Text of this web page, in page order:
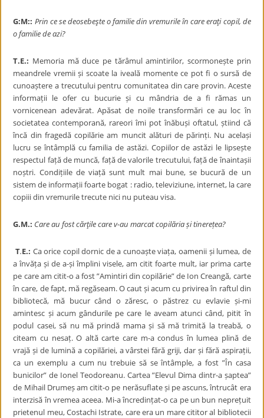
G:M:: Prin ce se deosebeşte o familie din vremurile în care eraţi copil, de
o familie deazi?
T.E.: Memoria mă duce pe tărâmul amintirilor, scormonește prin
meandrele vremii și scoate la iveală momente ce pot fi o sursă de
cunoaștere a trecutului pentru comunitatea din care provin. Aceste
informații le ofer cu bucurie și cu mândria de a fi rămas un
vornicenean adevărat. Apăsat de noile transformări ce au loc în
societatea contemporană, rareori îmi pot înăbuși oftatul, știind că
încă din fragedă copilărie am muncit alături de părinți. Nu același
lucru se întâmplă cu familia de astăzi. Copiilor de astăzi le lipsește
respectul față de muncă, față de valorile trecutului, față de înaintașii
noștri. Condițiile de viață sunt mult mai bune, se bucură de un
sistem de informații foarte bogat : radio, televiziune, internet, la care
copiii din vremurile trecute nici nu puteau visa.
G.M.: Care au fost cărţile care v-au marcat copilăria și tinerețea?
T.E.: Ca orice copil dornic de a cunoaște viața, oamenii și lumea, de
a învăța și de a-și împlini visele, am citit foarte mult, iar prima carte
pe care am citit-o a fost ”Amintiri din copilărie” de Ion Creangă, carte
în care, de fapt, mă regăseam. O caut și acum cu privirea în raftul din
bibliotecă, mă bucur când o zăresc, o păstrez cu evlavie și-mi
amintesc și acum gândurile pe care le aveam atunci când, pitit în
podul casei, să nu mă prindă mama și să mă trimită la treabă, o
citeam cu nesaț. O altă carte care m-a condus în lumea plină de
vrajă și de lumină a copilăriei, a vârstei fără griji, dar și fără aspirații,
ca un exemplu a cum nu trebuie să se întâmple, a fost ”În casa
bunicilor” de Ionel Teodoreanu. Cartea ”Elevul Dima dintr-a șaptea”
de Mihail Drumeș am citit-o pe nerăsuflate și pe ascuns, întrucât era
interzisă în vremea aceea. Mi-a încredințat-o ca pe un bun neprețuit
prietenul meu, Costachi Istrate, care era un mare cititor al bibliotecii